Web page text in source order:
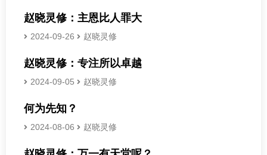
赵晓灵修：主恩比人罪大
2024-09-26 赵晓灵修
赵晓灵修：专注所以卓越
2024-09-05 赵晓灵修
何为先知？
2024-08-06 赵晓灵修